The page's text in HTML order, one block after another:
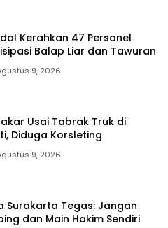
Kerahkan 47 Personel
Balap Liar dan Tawuran
9, 2026
Usai Tabrak Truk di
Diduga Korsleting
9, 2026
Surakarta Tegas: Jangan
dan Main Hakim Sendiri